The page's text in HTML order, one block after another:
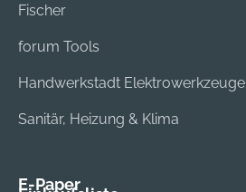
Fischer
forum Tools
Handwerkstadt Elektrowerkzeuge
Sanitär, Heizung & Klima
E-Paper